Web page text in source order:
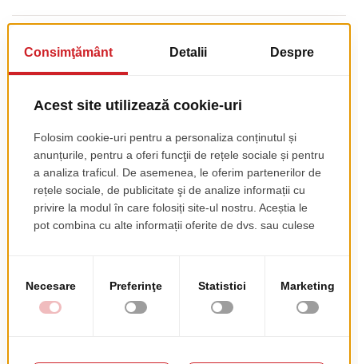
Mai
informații
Joenfa
178
85
Acest produs nu are recenzii încă. Fii primul!
★★